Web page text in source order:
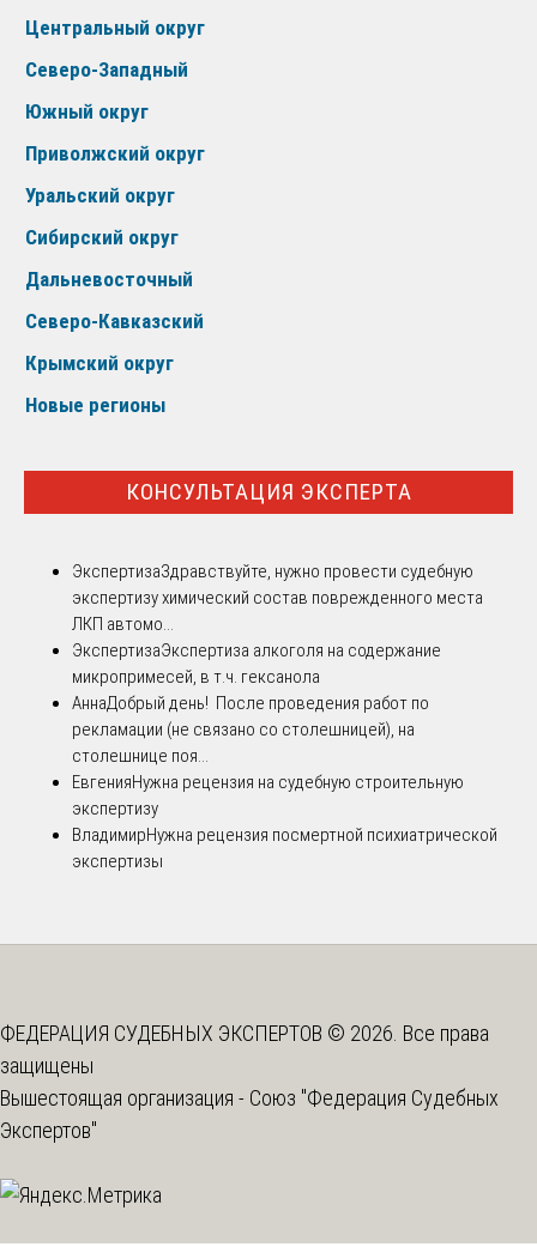
Центральный округ
Северо-Западный
Южный округ
Приволжский округ
Уральский округ
Сибирский округ
Дальневосточный
Северо-Кавказский
Крымский округ
Новые регионы
КОНСУЛЬТАЦИЯ ЭКСПЕРТА
ЭкспертизаЗдравствуйте, нужно провести судебную
экспертизу химический состав поврежденного места
ЛКП автомо...
ЭкспертизаЭкспертиза алкоголя на содержание
микропримесей, в т.ч. гексанола
АннаДобрый день! После проведения работ по
рекламации (не связано со столешницей), на
столешнице поя...
ЕвгенияНужна рецензия на судебную строительную
экспертизу
ВладимирНужна рецензия посмертной психиатрической
экспертизы
ФЕДЕРАЦИЯ СУДЕБНЫХ ЭКСПЕРТОВ © 2026. Все права
защищены
Вышестоящая организация - Союз "Федерация Судебных
Экспертов"